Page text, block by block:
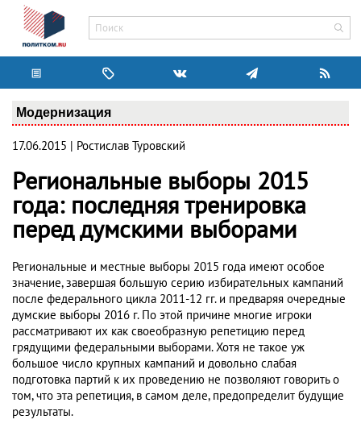
Модернизация
17.06.2015 | Ростислав Туровский
Региональные выборы 2015
года: последняя тренировка
перед думскими выборами
Региональные и местные выборы 2015 года имеют особое
значение, завершая большую серию избирательных кампаний
после федерального цикла 2011-12 гг. и предваряя очередные
думские выборы 2016 г. По этой причине многие игроки
рассматривают их как своеобразную репетицию перед
грядущими федеральными выборами. Хотя не такое уж
большое число крупных кампаний и довольно слабая
подготовка партий к их проведению не позволяют говорить о
том, что эта репетиция, в самом деле, предопределит будущие
результаты.